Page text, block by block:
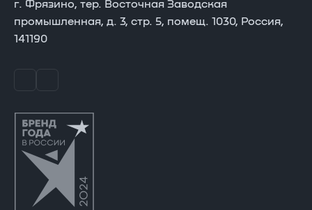
г. Фрязино, тер. Восточная Заводская
промышленная, д. 3, стр. 5, помещ. 1030, Россия,
141190